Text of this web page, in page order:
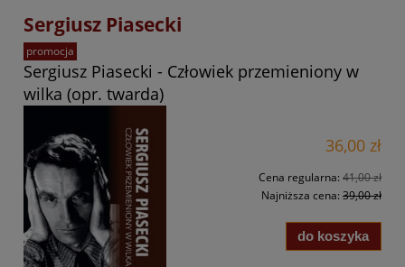
Sergiusz Piasecki
Sergiusz Piasecki - Człowiek przemieniony w
wilka (opr. twarda)
36,00 zł
Cena regularna: 41,00 zł
Najniższa cena: 39,00 zł
do koszyka
promocja